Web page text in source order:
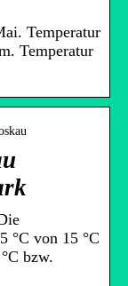
Temperatur
Temperatur
°C von 15 °C
bzw.